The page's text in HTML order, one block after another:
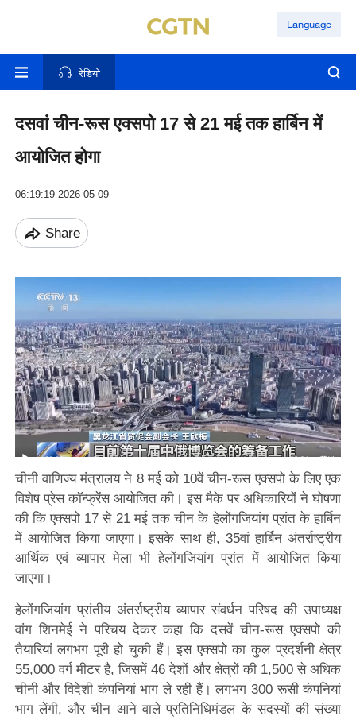
Language
रेडियो
दसवां चीन-रूस एक्सपो 17 से 21 मई तक हार्बिन में
आयोजित होगा
06:19:19 2026-05-09
Share
चीनी वाणिज्य मंत्रालय ने 8 मई को 10वें चीन-रूस एक्सपो के लिए एक
विशेष प्रेस कॉन्फ्रेंस आयोजित की। इस मैके पर अधिकारियों ने घोषणा
की कि एक्सपो 17 से 21 मई तक चीन के हेलोंगजियांग प्रांत के हार्बिन
में आयोजित किया जाएगा। इसके साथ ही, 35वां हार्बिन अंतर्राष्ट्रीय
आर्थिक एवं व्यापार मेला भी हेलोंगजियांग प्रांत में आयोजित किया
जाएगा।
हेलोंगजियांग प्रांतीय अंतर्राष्ट्रीय व्यापार संवर्धन परिषद की उपाध्यक्ष
वांग शिनमेई ने परिचय देकर कहा कि दसवें चीन-रूस एक्सपो की
तैयारियां लगभग पूरी हो चुकी हैं। इस एक्सपो का कुल प्रदर्शनी क्षेत्र
55,000 वर्ग मीटर है, जिसमें 46 देशों और क्षेत्रों की 1,500 से अधिक
चीनी और विदेशी कंपनियां भाग ले रही हैं। लगभग 300 रूसी कंपनियां
भाग लेंगी, और चीन आने वाले प्रतिनिधिमंडल के सदस्यों की संख्या